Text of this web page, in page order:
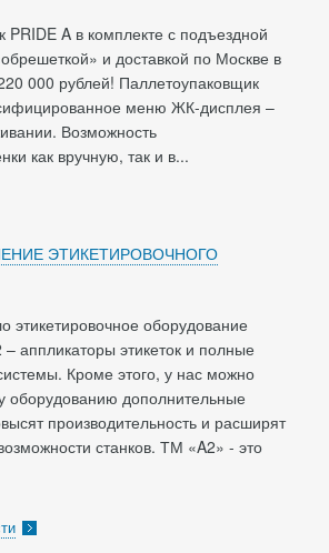
PRIDE A в комплекте с подъездной
и доставкой по Москве в
000 рублей! Паллетоупаковщик
меню ЖК-дисплея –
Возможность
как вручную, так и в...
ЭТИКЕТИРОВОЧНОГО
этикетировочное оборудование
– аппликаторы этикеток и полные
Кроме этого, у нас можно
оборудованию дополнительные
производительность и расширят
станков. ТМ «A2» - это